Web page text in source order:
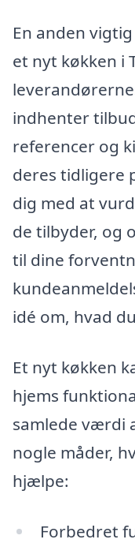
En anden
et nyt køkken i
indhenter
referencer og
deres tidligere
dig med at
de tilbyder, og
til dine
idé om, hvad
Et nyt køkken
hjems
samlede værdi
nogle måder,
hjælpe:
Forbedret